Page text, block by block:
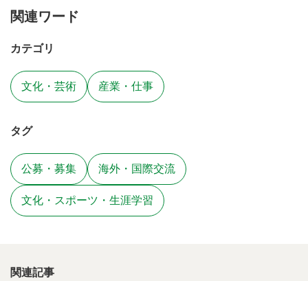
関連ワード
カテゴリ
文化・芸術 産業・仕事
タグ
公募・募集 海外・国際交流
文化・スポーツ・生涯学習
関連記事